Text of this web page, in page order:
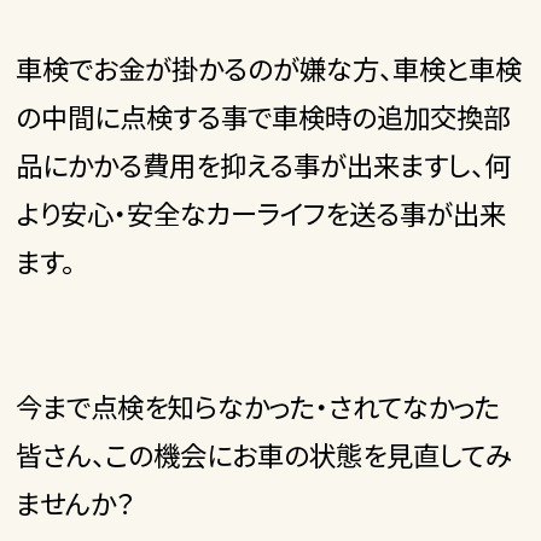
車検でお金が掛かるのが嫌な方、車検と車検
の中間に点検する事で車検時の追加交換部
品にかかる費用を抑える事が出来ますし、何
より安心・安全なカーライフを送る事が出来
ます。
今まで点検を知らなかった・されてなかった
皆さん、この機会にお車の状態を見直してみ
ませんか？